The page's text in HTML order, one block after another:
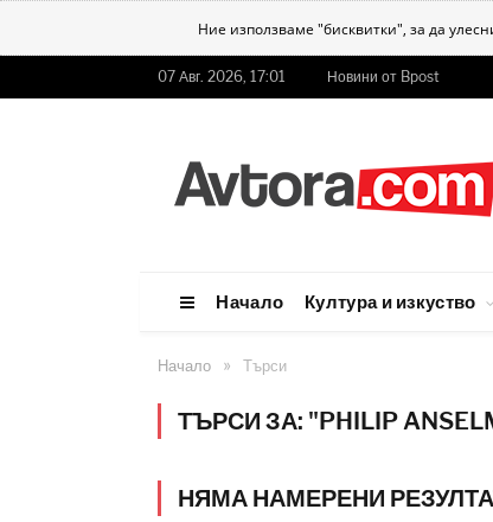
Ние използваме "бисквитки", за да
07 Авг. 2026, 17:01 Новини от Bpost
Начало Култура и изкуство
Начало » Търси
ТЪРСИ ЗА: "PHILIP
НЯМА НАМЕРЕНИ